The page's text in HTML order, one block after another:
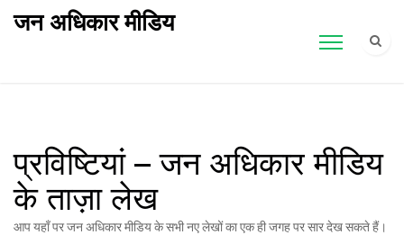
जन अधिकार मीडिय
प्रविष्टियां – जन अधिकार मीडिय
के ताज़ा लेख
आप यहाँ पर जन अधिकार मीडिय के सभी नए लेखों का एक ही जगह पर सार देख सकते हैं।